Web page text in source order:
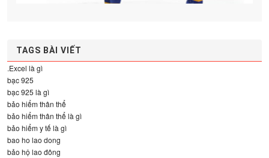
TAGS BÀI VIẾT
.Excel là gì
bạc 925
bạc 925 là gì
bảo hiểm thân thể
bảo hiểm thân thể là gì
bảo hiểm y tế là gì
bao ho lao dong
bảo hộ lao đông